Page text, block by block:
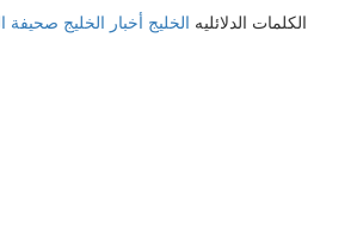
الكلمات الدلائليه الخليج أخبار الخليج صحيفة